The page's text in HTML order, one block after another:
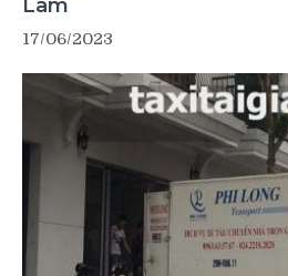
Lãm
17/06/2023